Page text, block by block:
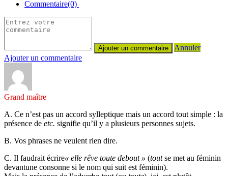
Commentaire(0)
Annuler
Ajouter un commentaire
Grand maître
A. Ce n’est pas un accord sylleptique mais un accord tout simple : la
présence de etc. signifie qu’il y a plusieurs personnes sujets.
B. Vos phrases ne veulent rien dire.
C. Il faudrait écrire« elle rêve toute debout » (toutse met au féminin
devantune consonne si le nom qui suit est féminin).